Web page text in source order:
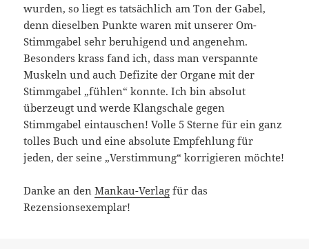
wurden, so liegt es tatsächlich am Ton der Gabel,
denn dieselben Punkte waren mit unserer Om-
Stimmgabel sehr beruhigend und angenehm.
Besonders krass fand ich, dass man verspannte
Muskeln und auch Defizite der Organe mit der
Stimmgabel „fühlen“ konnte. Ich bin absolut
überzeugt und werde Klangschale gegen
Stimmgabel eintauschen! Volle 5 Sterne für ein ganz
tolles Buch und eine absolute Empfehlung für
jeden, der seine „Verstimmung“ korrigieren möchte!
Danke an denMankau-Verlag für das
Rezensionsexemplar!